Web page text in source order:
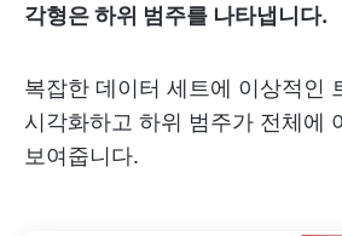
각형은 하위 범주를 나타냅니다.
복잡한 데이터 세트에 이상적인
시각화하고 하위 범주가 전체에
보여줍니다.